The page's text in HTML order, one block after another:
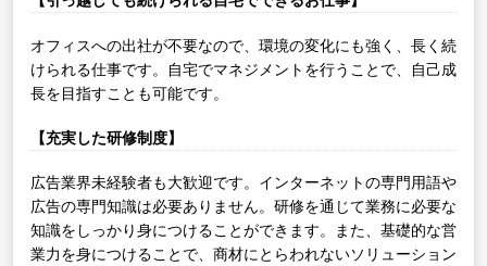
オフィスへの出社が不要なので、環境の変化にも強く、長く続
けられる仕事です。自宅でマネジメントを行うことで、自己成
長を目指すことも可能です。
【充実した研修制度】
広告業界未経験者も大歓迎です。インターネットの専門用語や
広告の専門知識は必要ありません。研修を通じて業務に必要な
知識をしっかり身につけることができます。また、基礎的な営
業力を身につけることで、商材にとらわれないソリューション